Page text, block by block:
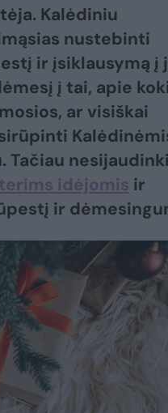
Kalėdiniu
nustebinti
ir įsiklausymą į
į tai, apie
ar visiškai
Tačiau
idėjomis ir
ir